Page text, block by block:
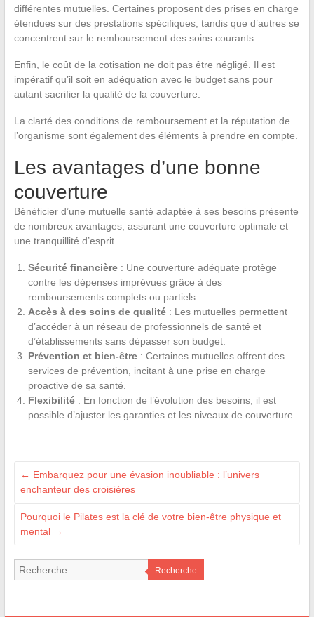
différentes mutuelles. Certaines proposent des prises en charge
étendues sur des prestations spécifiques, tandis que d’autres se
concentrent sur le remboursement des soins courants.
Enfin, le coût de la cotisation ne doit pas être négligé. Il est
impératif qu’il soit en adéquation avec le budget sans pour
autant sacrifier la qualité de la couverture.
La clarté des conditions de remboursement et la réputation de
l’organisme sont également des éléments à prendre en compte.
Les avantages d’une bonne
couverture
Bénéficier d’une mutuelle santé adaptée à ses besoins présente
de nombreux avantages, assurant une couverture optimale et
une tranquillité d’esprit.
Sécurité financière: Une couverture adéquate protège
contre les dépenses imprévues grâce à des
remboursements complets ou partiels.
Accès à des soins de qualité: Les mutuelles permettent
d’accéder à un réseau de professionnels de santé et
d’établissements sans dépasser son budget.
Prévention et bien-être: Certaines mutuelles offrent des
services de prévention, incitant à une prise en charge
proactive de sa santé.
Flexibilité: En fonction de l’évolution des besoins, il est
possible d’ajuster les garanties et les niveaux de couverture.
← Embarquez pour une évasion inoubliable : l’univers
enchanteur des croisières
Pourquoi le Pilates est la clé de votre bien-être physique et
mental →
Recherche